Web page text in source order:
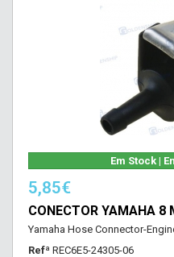
Em Stock |
5,85€
CONECTOR YAMAHA 8
Yamaha Hose Connector-
Refª REC6E5-24305-06